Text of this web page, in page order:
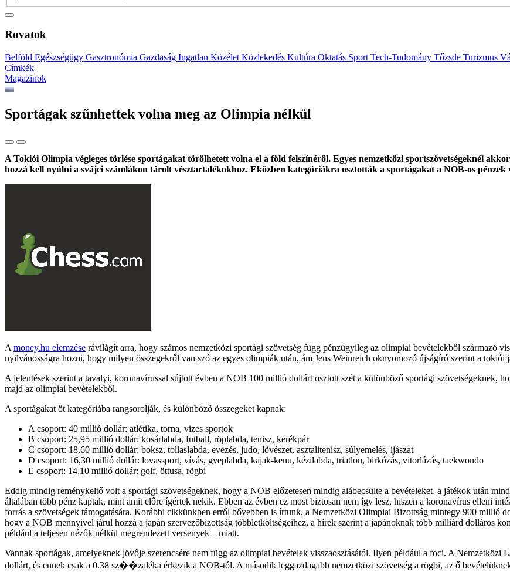
Rovatok
Belföld Egészségügy Gasztronómia Gazdaság Ingatlan Közélet Közlekedés Kultúra Oktatás Sport Tech-Tudomány Tőzsde Turizmus
Címkék
Magazinok
Sportágak szűnhettek volna meg az Olimpia nélkül
A Tokiói Olimpia végleges törlése sportágakat törölhetett volna el a föld felszínéről. Egyes nemzetközi sportszövetségeknél
hozzá kell nyúlni a svájci számlákon tárolt vésztartalékokhoz. Eközben kategóriákra osztották a sportágakat a NOB-os pénzek
A money.hu elemzése rávilágít arra, hogy számos nemzetközi sportági szövetség függ pénzügyileg az olimpiai bevételekből származó
nyilvánosságra hozni, hogy milyen összegekről van szó az egyes olimpiák után, ám Jens Weinreich oknyomozó újságíró szerint a
A jelentések szerint a tavalyi, koronavírussal sújtott évben a NOB 100 millió dollárt osztott szét a különböző sportági szövetségeknek,
majd az olimpiai bevételekből.
A sportágakat öt kategóriába rangsorolják, és különböző összegeket kapnak:
A csoport: 40 millió dollár: atlétika, torna, vizes sportok
B csoport: 25,95 millió dollár: kosárlabda, futball, röplabda, tenisz, kerékpár
C csoport: 18,60 millió dollár: boksz, tollaslabda, evezés, judo, lövészet, asztalitenisz, súlyemelés, íjászat
D csoport: 16,30 millió dollár: lovassport, vívás, gyeplabda, kajak-kenu, kézilabda, triatlon, birkózás, vitorlázás, taekwondo
E csoport: 14,10 millió dollár: golf, öttusa, rögbi
Eddig mindig reménykeltő volt a sportági szövetségeknek, hogy a NOB előzetesen mindig alábecsülte a bevételeket, a játékok után
általában több pénz kaptak, mint amit előre ígértek nekik. Ebben az évben ez most biztosan nem így lesz, hiszen a koronavírus elleni
forrás a szövetségek támogatására. Korábbi cikkünkben erről bővebben is írtunk, a Nemzetközi Olimpiai Bizottság mintegy 900 millió
hogy a NOB mennyivel járul hozzá a japán szervezőbizottság többletköltségeihez, a hírek szerint a japánoknak több milliárd dolláros
például a teljesen nézők nélkül megrendezett versenyek – miatt.
Vannak sportágak, amelyeknek jövője szerencsére nem függ az olimpiai bevételek visszaosztásától. Ilyen például a foci. A Nemzetközi
dollárt, és ennek csak a 0.38 sz��zaléka érkezik a NOB-tól. A második leggazdagabb nemzetközi szövetség a rögbi, az ő